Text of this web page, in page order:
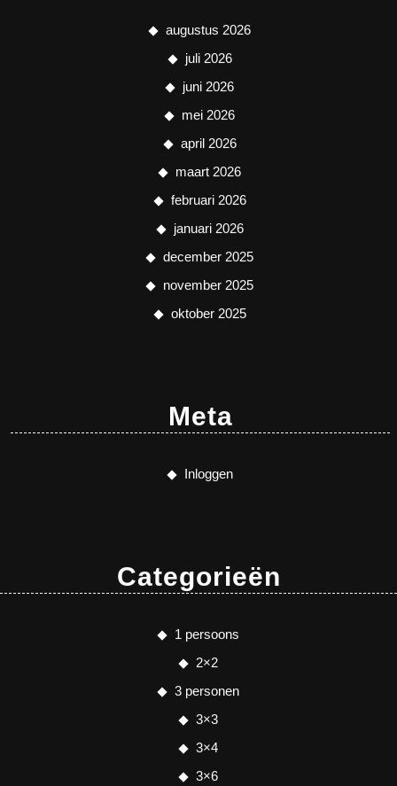
augustus 2026
juli 2026
juni 2026
mei 2026
april 2026
maart 2026
februari 2026
januari 2026
december 2025
november 2025
oktober 2025
Meta
Inloggen
Categorieën
1 persoons
2×2
3 personen
3×3
3×4
3×6